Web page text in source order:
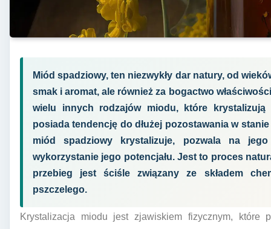
Miód spadziowy, ten niezwykły dar natury, od
smak i aromat, ale również za bogactwo
wielu innych rodzajów miodu, które
posiada tendencję do dłużej pozostawania w
miód spadziowy krystalizuje, pozwala na
wykorzystanie jego potencjału. Jest to proces
przebieg jest ściśle związany ze składem
pszczelego.
Krystalizacja miodu jest zjawiskiem fizycznym, które